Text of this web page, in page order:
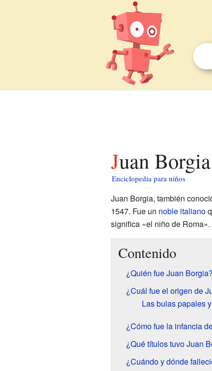
Juan
Enciclopedia para niños
Juan Borgia, también
1547. Fue un noble italiano
significa «el niño de Roma».
Contenido
¿Quién fue Juan Borgia?
¿Cuál fue el origen de
Las bulas papales
¿Cómo fue la infancia
¿Qué títulos tuvo Juan
¿Cuándo y dónde